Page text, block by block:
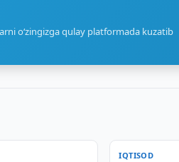
o‘zingizga qulay platformada kuzatib
IQTISOD